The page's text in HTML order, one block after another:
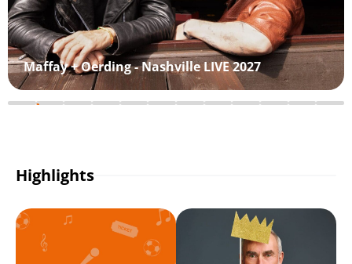
Maffay + Oerding - Nashville LIVE 2027
Highlights